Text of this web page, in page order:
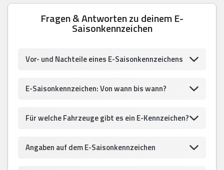
Fragen & Antworten zu deinem E-
Saisonkennzeichen
Vor- und Nachteile eines E-Saisonkennzeichens
E-Saisonkennzeichen: Von wann bis wann?
Für welche Fahrzeuge gibt es ein E-Kennzeichen?
Angaben auf dem E-Saisonkennzeichen